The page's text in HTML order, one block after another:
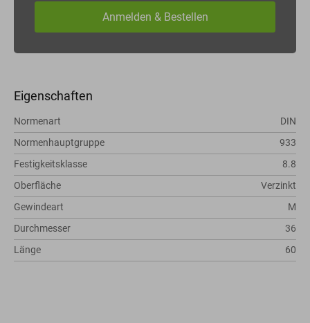
Eigenschaften
Normenart
DIN
Normenhauptgruppe
933
Festigkeitsklasse
8.8
Oberfläche
Verzinkt
Gewindeart
M
Durchmesser
36
Länge
60